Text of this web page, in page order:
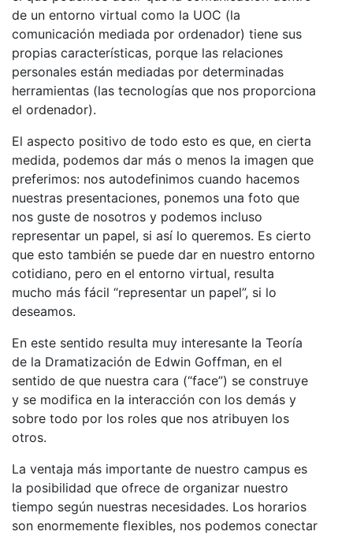
de un entorno virtual como la UOC (la
comunicación mediada por ordenador) tiene sus
propias características, porque las relaciones
personales están mediadas por determinadas
herramientas (las tecnologías que nos proporciona
el ordenador).
El aspecto positivo de todo esto es que, en cierta
medida, podemos dar más o menos la imagen que
preferimos: nos autodefinimos cuando hacemos
nuestras presentaciones, ponemos una foto que
nos guste de nosotros y podemos incluso
representar un papel, si así lo queremos. Es cierto
que esto también se puede dar en nuestro entorno
cotidiano, pero en el entorno virtual, resulta
mucho más fácil “representar un papel”, si lo
deseamos.
En este sentido resulta muy interesante la Teoría
de la Dramatización de Edwin Goffman, en el
sentido de que nuestra cara (“face”) se construye
y se modifica en la interacción con los demás y
sobre todo por los roles que nos atribuyen los
otros.
La ventaja más importante de nuestro campus es
la posibilidad que ofrece de organizar nuestro
tiempo según nuestras necesidades. Los horarios
son enormemente flexibles, nos podemos conectar